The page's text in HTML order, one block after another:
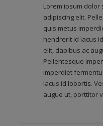
Lorem ipsum dolor
adipiscing elit.
quis metus
hendrerit id lacus
elit, dapibus ac
Pellentesque
imperdiet
lacus id lobortis.
augue ut, porttitor